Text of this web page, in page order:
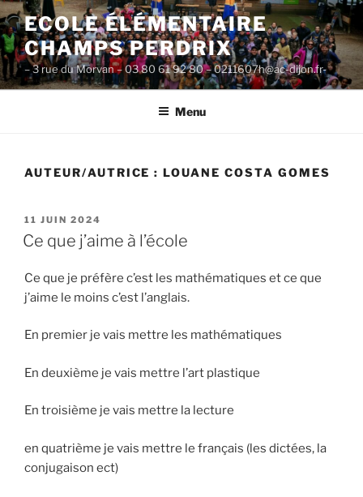
Aller
au
contenu
principal
ECOLE ÉLÉMENTAIRE
CHAMPS PERDRIX
– 3 rue du Morvan – 03 80 61 92 80 – 0211607h@ac-dijon.fr-
Menu
AUTEUR/AUTRICE :LOUANE COSTA GOMES
PUBLIÉ
LE
11 JUIN 2024
Ce que j’aime à l’école
Ce que je préfère c’est les mathématiques et ce que
j’aime le moins c’est l’anglais.
En premier je vais mettre les mathématiques
En deuxième je vais mettre l’art plastique
En troisième je vais mettre la lecture
en quatrième je vais mettre le français (les dictées, la
conjugaison ect)